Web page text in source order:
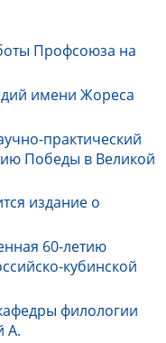
Профсоюза на
имени Жореса
практический
Победы в Великой
издание о
60-летию
кубинской
филологии
А.